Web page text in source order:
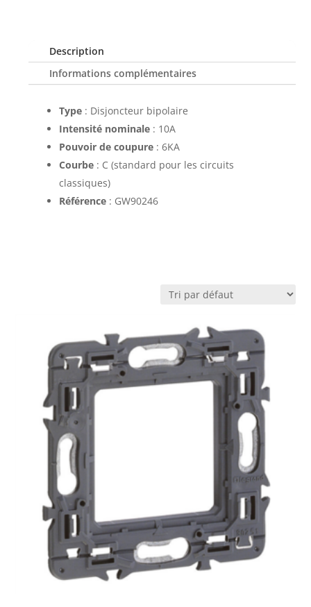
Description
Informations complémentaires
Type : Disjoncteur bipolaire
Intensité nominale : 10A
Pouvoir de coupure : 6KA
Courbe : C (standard pour les circuits
classiques)
Référence : GW90246